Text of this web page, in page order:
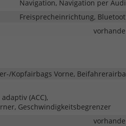
Navigation, Navigation per
Freisprecheinrichtung,
Kopfairbags Vorne,
(ACC),
Geschwindigkeitsbegrenzer